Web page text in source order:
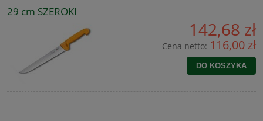
29 cm SZEROKI
142,68 zł
Cena netto: 116,00 zł
DO KOSZYKA